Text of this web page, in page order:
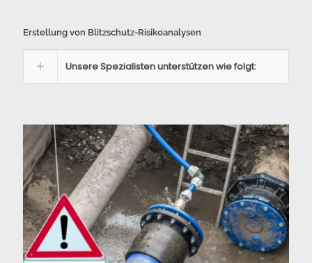
Erstellung von Blitzschutz-Risikoanalysen
Unsere Spezialisten unterstützen wie folgt: